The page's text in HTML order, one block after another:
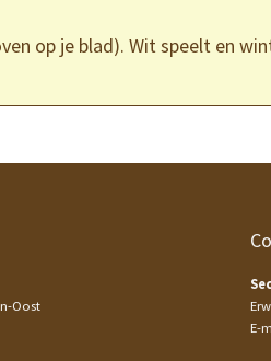
op je blad). Wit speelt en
Oost
E-